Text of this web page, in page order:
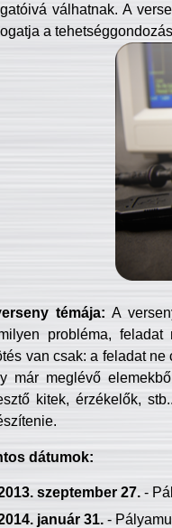
válhatnak. A
a
témája: A
probléma, feladat
van csak: a feladat
már meglévő
kitek, érzékelők,
dátumok:
szeptember 27.-
január 31.-